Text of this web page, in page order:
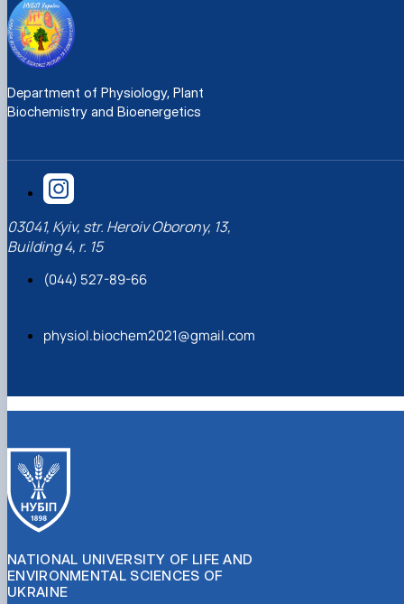
Department of Physiology, Plant
Biochemistry and Bioenergetics
03041, Kyiv, str. Heroiv Oborony, 13,
Building 4, r. 15
(044) 527-89-66
physiol.biochem2021@gmail.com
NATIONAL UNIVERSITY OF LIFE AND
ENVIRONMENTAL SCIENCES OF
UKRAINE